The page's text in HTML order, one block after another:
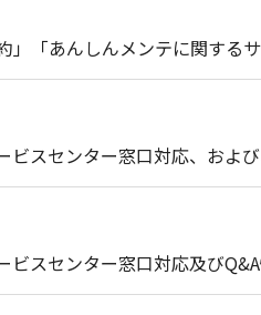
」「あんしんメンテに関す
スセンター窓口対応、およ
スセンター窓口対応及び